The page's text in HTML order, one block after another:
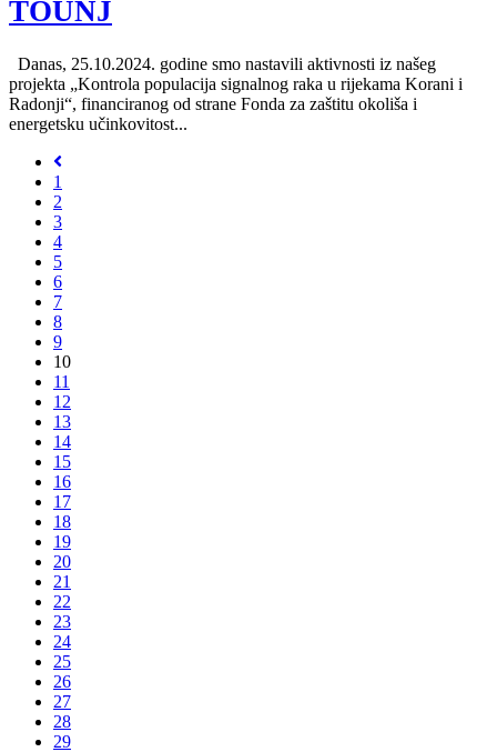
TOUNJ
Danas, 25.10.2024. godine smo nastavili aktivnosti iz našeg
projekta „Kontrola populacija signalnog raka u rijekama Korani i
Radonji“, financiranog od strane Fonda za zaštitu okoliša i
energetsku učinkovitost...
1
2
3
4
5
6
7
8
9
10
11
12
13
14
15
16
17
18
19
20
21
22
23
24
25
26
27
28
29